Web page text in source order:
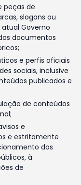
peças de
slogans ou
Governo
documentos
e perfis oficiais
sociais, inclusive
publicados e
de conteúdos
e
e estritamente
dos
à
de